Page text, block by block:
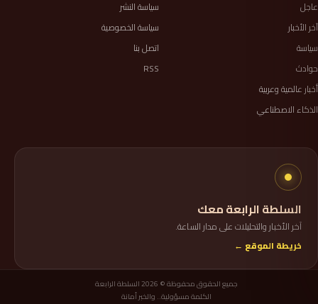
عاجل
آخر الأخبار
سياسة
حوادث
أخبار عالمية وعربية
الذكاء الاصطناعي
سياسة النشر
سياسة الخصوصية
اتصل بنا
RSS
السلطة الرابعة معك
آخر الأخبار والتحليلات على مدار الساعة.
خريطة الموقع ←
جميع الحقوق محفوظة © 2026 السلطة الرابعة
الكلمة مسؤولية.. والخبر أمانة